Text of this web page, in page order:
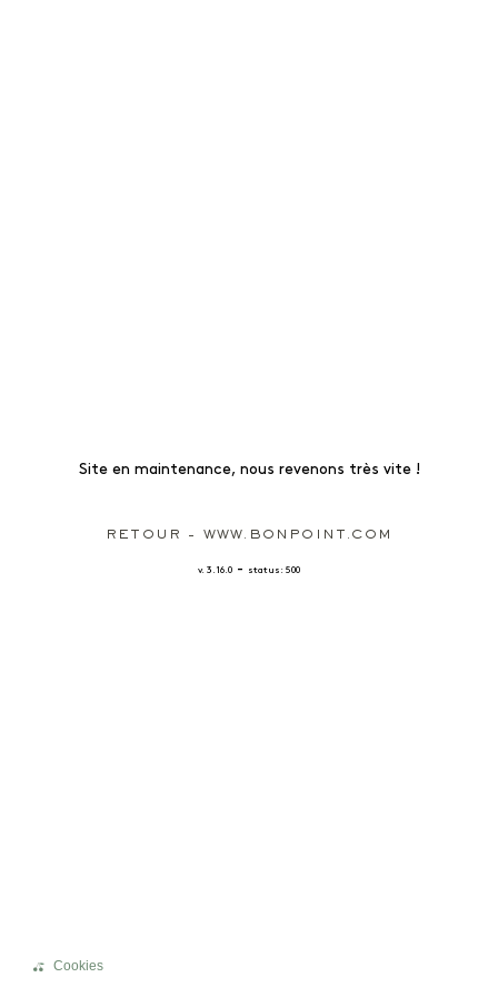
Site en maintenance, nous revenons très vite !
RETOUR - WWW.BONPOINT.COM
v. 3.16.0 - status: 500